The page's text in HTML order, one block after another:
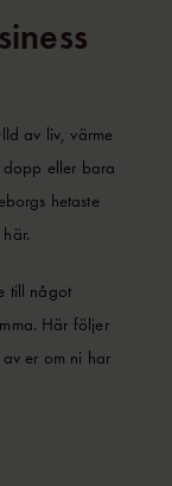
av liv, värme
dopp eller bara
hetaste
till något
Här följer
av er om ni har